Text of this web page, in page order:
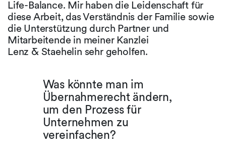
Life-Balance. Mir haben die Leidenschaft für
diese Arbeit, das Verständnis der Familie sowie
die Unterstützung durch Partner und
Mitarbeitende in meiner Kanzlei
Lenz & Staehelin sehr geholfen.
Was könnte man im
Übernahmerecht ändern,
um den Prozess für
Unternehmen zu
vereinfachen?